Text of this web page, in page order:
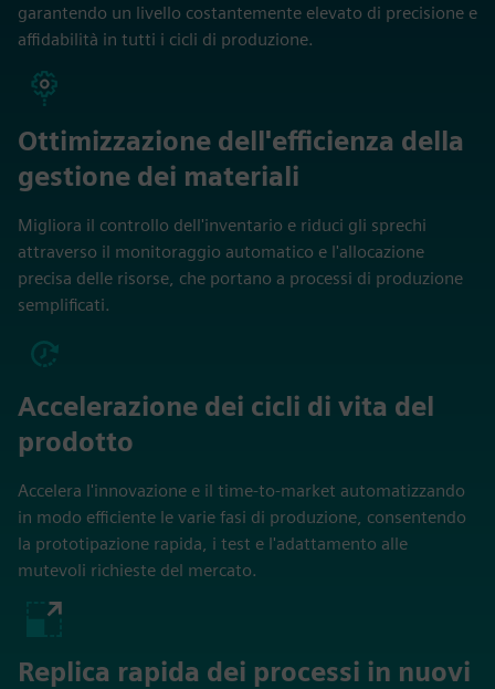
garantendo un livello costantemente elevato di precisione e
affidabilità in tutti i cicli di produzione.
Ottimizzazione dell'efficienza della
gestione dei materiali
Migliora il controllo dell'inventario e riduci gli sprechi
attraverso il monitoraggio automatico e l'allocazione
precisa delle risorse, che portano a processi di produzione
semplificati.
Accelerazione dei cicli di vita del
prodotto
Accelera l'innovazione e il time-to-market automatizzando
in modo efficiente le varie fasi di produzione, consentendo
la prototipazione rapida, i test e l'adattamento alle
mutevoli richieste del mercato.
Replica rapida dei processi in nuovi